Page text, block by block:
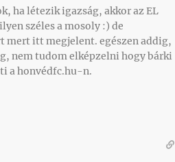
ha létezik igazság, akkor az EL
széles a mosoly :) de
mert itt megjelent. egészen addig,
nem tudom elképzelni hogy bárki
a honvédfc.hu-n.